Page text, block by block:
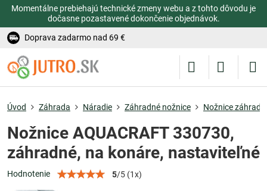
Momentálne prebiehajú technické zmeny webu a z tohto dôvodu je
dočasne pozastavené dokončenie objednávok.
Doprava zadarmo nad 69 €
Úvod Záhrada Náradie Záhradné nožnice Nožnice
Nožnice AQUACRAFT 330730,
záhradné, na konáre, nastaviteľné
Hodnotenie 5/5 (1x)